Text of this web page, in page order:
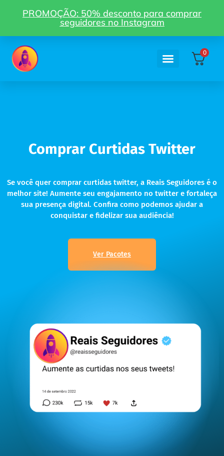
PROMOÇÃO: 50% desconto para comprar
seguidores no Instagram
0
Comprar Curtidas Twitter
Se você quer comprar curtidas twitter, a Reais Seguidores é o
melhor site! Aumente seu engajamento no twitter e fortaleça
sua presença digital. Confira como podemos ajudar a
conquistar e fidelizar sua audiência!
Ver Pacotes